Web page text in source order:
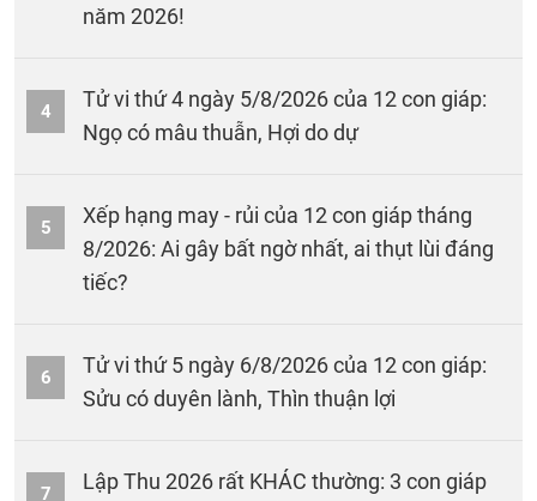
năm 2026!
4
Tử vi thứ 4 ngày 5/8/2026 của 12 con giáp:
Ngọ có mâu thuẫn, Hợi do dự
5
Xếp hạng may - rủi của 12 con giáp tháng
8/2026: Ai gây bất ngờ nhất, ai thụt lùi đáng
tiếc?
6
Tử vi thứ 5 ngày 6/8/2026 của 12 con giáp:
Sửu có duyên lành, Thìn thuận lợi
7
Lập Thu 2026 rất KHÁC thường: 3 con giáp